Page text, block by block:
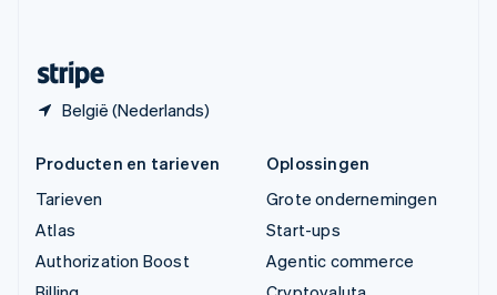
België (Nederlands)
Producten en tarieven
Tarieven
Atlas
Authorization Boost
Oplossingen
Grote ondernemingen
Start-ups
Agentic commerce